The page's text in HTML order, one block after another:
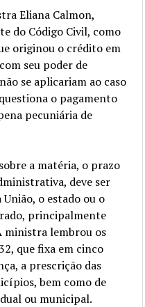
Eliana Calmon,
do Código Civil, como
originou o crédito em
seu poder de
se aplicariam ao caso
o pagamento
pecuniária de
a matéria, o prazo
deve ser
o estado ou o
principalmente
ministra lembrou os
que fixa em cinco
a prescrição das
bem como de
ou municipal.